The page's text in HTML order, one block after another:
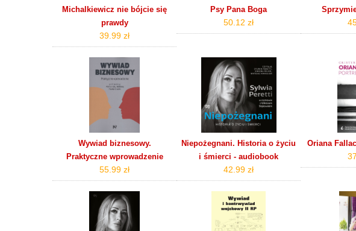
Michalkiewicz nie bójcie się
prawdy
39.99 zł
Psy Pana Boga
50.12 zł
Wywiad biznesowy.
Praktyczne wprowadzenie
55.99 zł
Niepożegnani. Historia o życiu
i śmierci - audiobook
42.99 zł
Oriana